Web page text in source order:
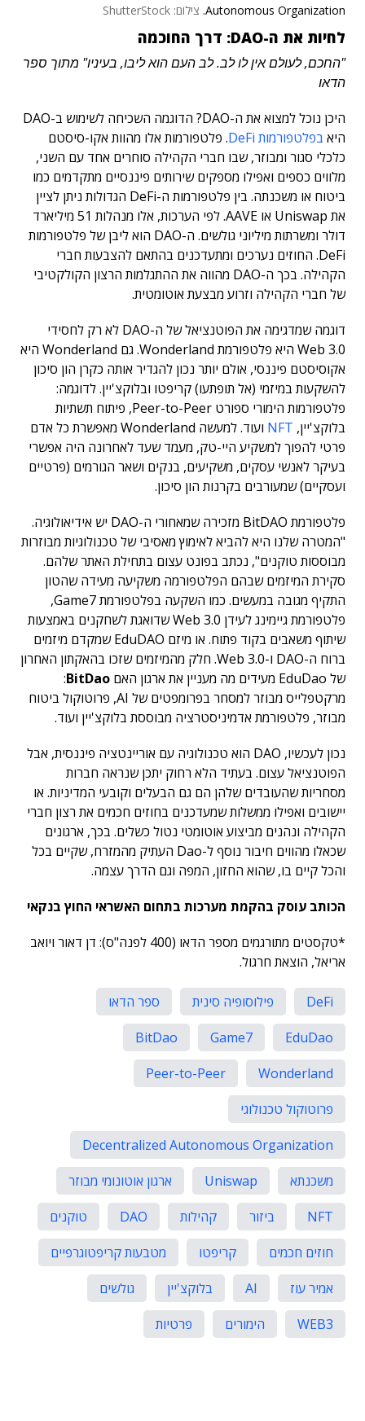
Autonomous Organization. צילום: ShutterStock
לחיות את ה-DAO: דרך החוכמה
"החכם, לעולם אין לו לב. לב העם הוא ליבו, בעיניו" מתוך ספר
הדאו
היכן נוכל למצוא את ה-DAO? הדוגמה השכיחה לשימוש ב-DAO
היא בפלטפורמות DeFi
. פלטפורמות אלו מהוות אקו-סיסטם
כלכלי סגור ומבוזר, שבו חברי הקהילה סוחרים אחד עם השני,
מלווים כספים ואפילו מספקים שירותים פיננסיים מתקדמים כמו
ביטוח או משכנתה. בין פלטפורמות ה-DeFi הגדולות ניתן לציין
את Uniswap או AAVE. לפי הערכות, אלו מנהלות 51 מיליארד
דולר ומשרתות מיליוני גולשים. ה-DAO הוא ליבן של פלטפורמות
DeFi. החוזים נערכים ומתעדכנים בהתאם להצבעות חברי
הקהילה. בכך ה-DAO מהווה את ההתגלמות הרצון הקולקטיבי
של חברי הקהילה וזרוע מבצעת אוטומטית.
דוגמה שמדגימה את הפוטנציאל של ה-DAO לא רק לחסידי
Web 3.0 היא פלטפורמת Wonderland. גם Wonderland היא
אקוסיסטם פיננסי, אולם יותר נכון להגדיר אותה כקרן הון סיכון
להשקעות במיזמי (אל תופתעו) קריפטו ובלוקצ'יין. לדוגמה:
פלטפורמות הימורי ספורט Peer-to-Peer, פיתוח תשתיות
בלוקצ'יין,
ועוד. למעשה Wonderland מאפשרת כל אדם
פרטי להפוך למשקיע היי-טק, מעמד שעד לאחרונה היה אפשרי
בעיקר לאנשי עסקים, משקיעים, בנקים ושאר הגורמים (פרטיים
ועסקיים) שמעורבים בקרנות הון סיכון.
פלטפורמת BitDAO מזכירה שמאחורי ה-DAO יש אידיאולוגיה.
"המטרה שלנו היא להביא לאימוץ מאסיבי של טכנולוגיות מבוזרות
מבוססות טוקנים", נכתב בפונט עצום בתחילת האתר שלהם.
סקירת המיזמים שבהם הפלטפורמה משקיעה מעידה שהטון
התקיף מגובה במעשים. כמו השקעה בפלטפורמת Game7,
פלטפורמת גיימינג לעידן Web 3.0 שדואגת לשחקנים באמצעות
שיתוף משאבים בקוד פתוח. או מיזם EduDAO שמקדם מיזמים
ברוח ה-DAO ו-Web 3.0. חלק מהמיזמים שזכו בהאקתון האחרון
של EduDao מעידים מה מעניין את ארגון האם
BitDao
:
מרקטפלייס מבוזר למסחר בפרומפטים של AI, פרוטוקול ביטוח
מבוזר, פלטפורמת אדמיניסטרציה מבוססת בלוקצ'יין ועוד.
נכון לעכשיו, DAO הוא טכנולוגיה עם אוריינטציה פיננסית, אבל
הפוטנציאל עצום. בעתיד הלא רחוק יתכן שנראה חברות
מסחריות שהעובדים שלהן הם גם הבעלים וקובעי המדיניות. או
יישובים ואפילו ממשלות שמעדכנים בחוזים חכמים את רצון חברי
הקהילה ונהנים מביצוע אוטומטי נטול כשלים. בכך, ארגונים
שכאלו מהווים חיבור נוסף ל-Dao העתיק מהמזרח, שקיים בכל
והכל קיים בו, שהוא החזון, המפה וגם הדרך עצמה.
הכותב עוסק בהקמת מערכות בתחום האשראי החוץ בנקאי
*טקסטים מתורגמים מספר הדאו (400 לפנה"ס): דן דאור ויואב
אריאל, הוצאת חרגול.
DeFi פילוסופיה סינית
ספר הדאו
EduDao
Game7
BitDao
Wonderland
Peer-to-Peer
פרוטוקול טכנולוגי
Decentralized Autonomous Organization
משכנתא
Uniswap
ארגון אוטונומי מבוזר
NFT
ביזור קהילות DAO
טוקנים
חוזים חכמים
קריפטו
מטבעות קריפטוגרפיים
אמיר עוז
AI בלוקצ'יין
גולשים
WEB3
הימורים פרטיות